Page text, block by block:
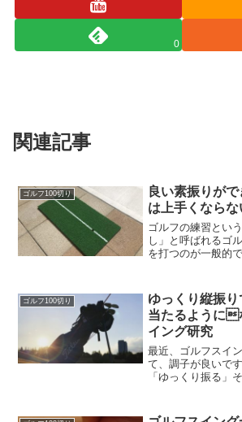
0
関連記事
ゴルフ100切り
良い素振りが
は上手くならな
ゴルフの練習とい
し」と呼ばれるゴ
を打つのが一般的
お金がかかります
ことで、ボール...
ゴルフ100切り
ゆっくり縦振
当たるように
イング研究
最近、ゴルフスイ
て、調子が良いで
「ゆっくり振る」